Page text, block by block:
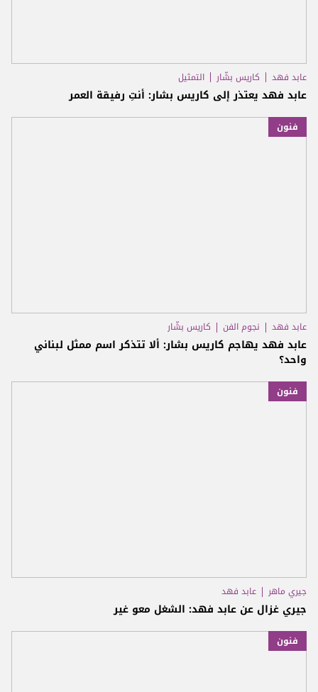
عابد فهد كاريس بشّار التمثيل
عابد فهد يعتذر إلى كاريس بشار: أنتِ رفيقة العمر
فنون
عابد فهد نجوم الفن كاريس بشّار
عابد فهد يهاجم كاريس بشار: ألا تتذكر اسم ممثل لبناني
واحد؟
فنون
جيري ماهر عابد فهد
جيري غزال عن عابد فهد: الشغل معو غير
فنون